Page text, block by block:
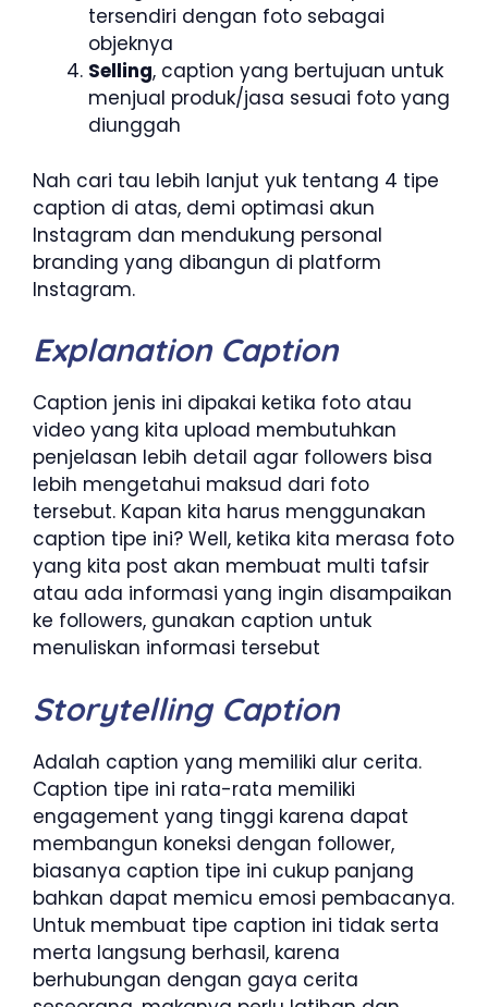
tersendiri dengan foto sebagai
objeknya
Selling, caption yang bertujuan untuk
menjual produk/jasa sesuai foto yang
diunggah
Nah cari tau lebih lanjut yuk tentang 4 tipe
caption di atas, demi optimasi akun
Instagram dan mendukung personal
branding yang dibangun di platform
Instagram.
Explanation Caption
Caption jenis ini dipakai ketika foto atau
video yang kita upload membutuhkan
penjelasan lebih detail agar followers bisa
lebih mengetahui maksud dari foto
tersebut. Kapan kita harus menggunakan
caption tipe ini? Well, ketika kita merasa foto
yang kita post akan membuat multi tafsir
atau ada informasi yang ingin disampaikan
ke followers, gunakan caption untuk
menuliskan informasi tersebut
Storytelling Caption
Adalah caption yang memiliki alur cerita.
Caption tipe ini rata-rata memiliki
engagement yang tinggi karena dapat
membangun koneksi dengan follower,
biasanya caption tipe ini cukup panjang
bahkan dapat memicu emosi pembacanya.
Untuk membuat tipe caption ini tidak serta
merta langsung berhasil, karena
berhubungan dengan gaya cerita